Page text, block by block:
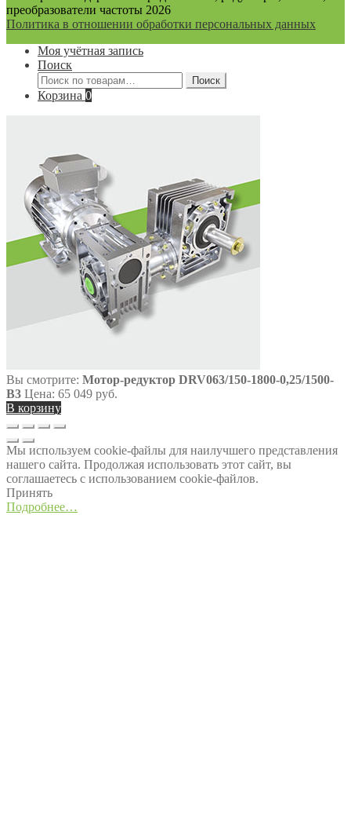
преобразователи частоты 2026
Политика в отношении обработки персональных данных
Моя учётная запись
Поиск
Искать:
Поиск
Корзина 0
Вы смотрите: Мотор-редуктор DRV063/150-1800-0,25/1500-
В3 Цена: 65 049 руб.
В корзину
Мы используем cookie-файлы для наилучшего представления
нашего сайта. Продолжая использовать этот сайт, вы
соглашаетесь с использованием cookie-файлов.
Принять
Подробнее…